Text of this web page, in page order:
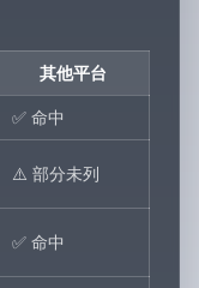
其他平台
✅ 命中
⚠️ 部分未列
✅ 命中